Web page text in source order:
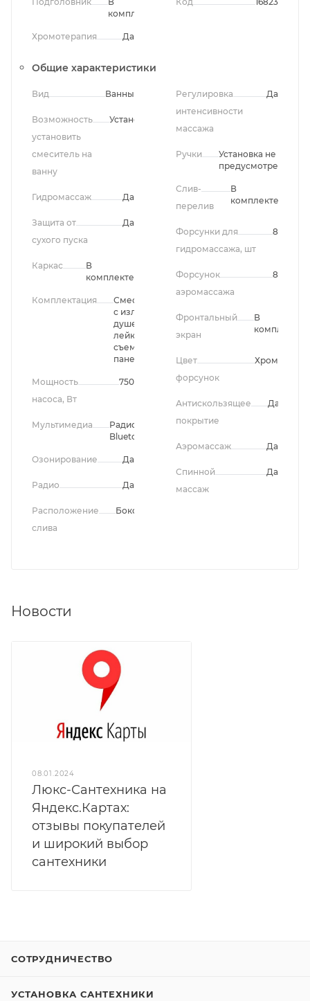
комплекте
Хромотерапия Да
Общие характеристики
Вид Ванны
Возможность
установить
смеситель на
ванну
Установлен
Гидромассаж Да
Защита от
сухого пуска
Да
Каркас
В
комплекте
Комплектация
Смеситель
с изливом,
душевая
лейка,
съемная
панель
Мощность
насоса, Вт
750
Мультимедиа
Радио,
Bluetooth
Озонирование Да
Радио Да
Расположение
слива
Боковое
Регулировка
интенсивности
массажа
Да
Ручки
Установка не
предусмотрена
Слив-
перелив
В
комплекте
Форсунки для
гидромассажа, шт
8
Форсунок
аэромассажа
8
Фронтальный
экран
В
комплекте
Цвет
форсунок
Хром
Антискользящее
покрытие
Да
Аэромассаж Да
Спинной
массаж
Да
Новости
08.01.2024
Люкс-Сантехника на
Яндекс.Картах:
отзывы покупателей
и широкий выбор
сантехники
СОТРУДНИЧЕСТВО
УСТАНОВКА САНТЕХНИКИ